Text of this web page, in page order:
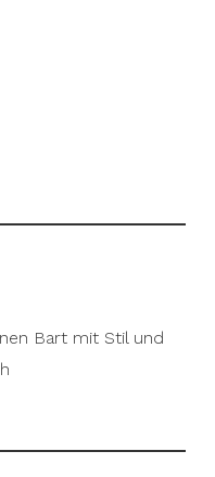
Bart mit Stil und